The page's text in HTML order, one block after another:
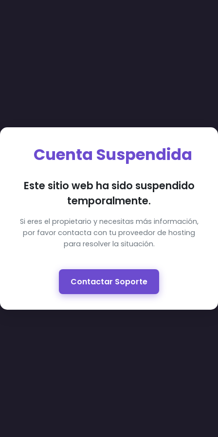
Cuenta Suspendida
Este sitio web ha sido suspendido
temporalmente.
Si eres el propietario y necesitas más información,
por favor contacta con tu proveedor de hosting
para resolver la situación.
Contactar Soporte